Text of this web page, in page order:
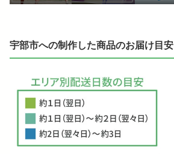
宇部市への制作した商品のお届け目安